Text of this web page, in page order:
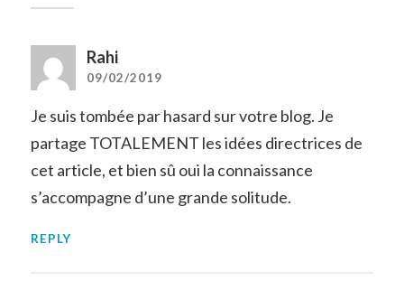
Rahi
09/02/2019
Je suis tombée par hasard sur votre blog. Je
partage TOTALEMENT les idées directrices de
cet article, et bien sû oui la connaissance
s’accompagne d’une grande solitude.
REPLY